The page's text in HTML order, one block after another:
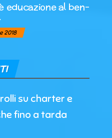
educazione al ben-
2018
su charter e
fino a tarda